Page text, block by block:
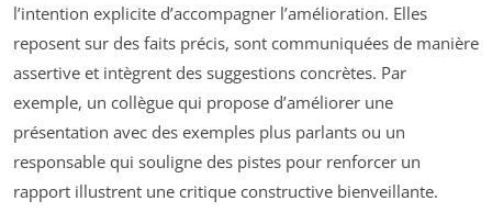
l’intention explicite d’accompagner l’amélioration. Elles
reposent sur des faits précis, sont communiquées de manière
assertive et intègrent des suggestions concrètes. Par
exemple, un collègue qui propose d’améliorer une
présentation avec des exemples plus parlants ou un
responsable qui souligne des pistes pour renforcer un
rapport illustrent une critique constructive bienveillante.